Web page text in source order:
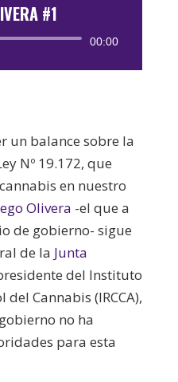
#1
00:00
un balance sobre la
Nº 19.172, que
en nuestro
Olivera -el que a
de gobierno- sigue
de la Junta
del Instituto
Cannabis (IRCCA),
no ha
para esta